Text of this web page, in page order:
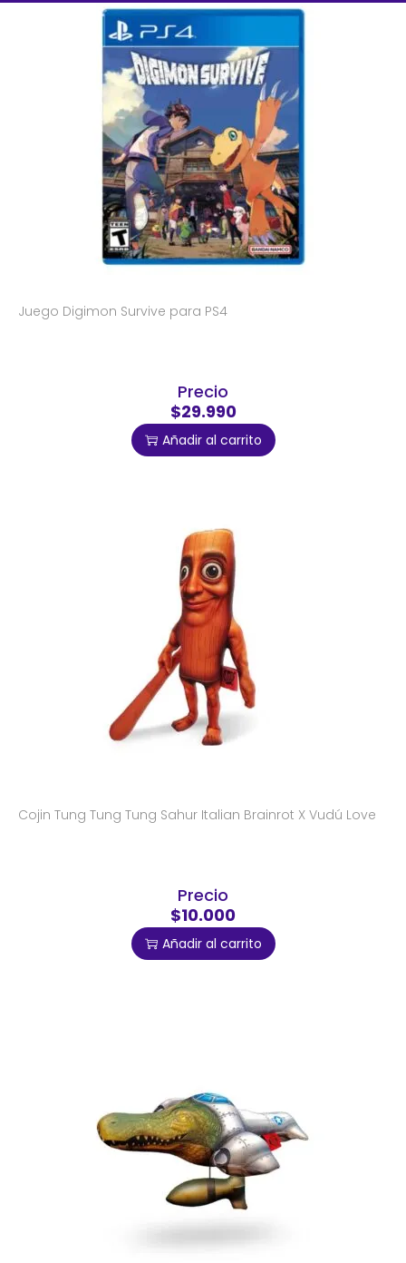
Juego Digimon Survive para PS4
Precio
$29.990
Añadir al carrito
Cojin Tung Tung Tung Sahur Italian Brainrot X Vudú Love
Precio
$10.000
Añadir al carrito